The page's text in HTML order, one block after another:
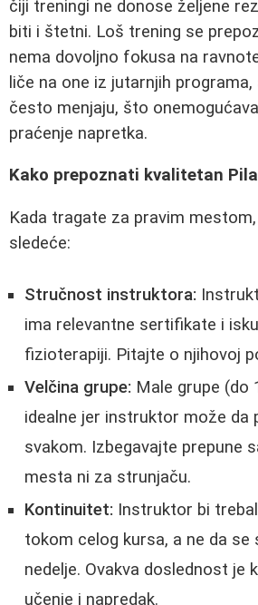
čiji treningi ne donose željene
biti i štetni. Loš trening se
nema dovoljno fokusa na
liče na one iz jutarnjih
često menjaju, što
praćenje napretka.
Kako prepoznati kvalitetan
Kada tragate za pravim
sledeće:
Stručnost instruktora:
ima relevantne sertifikate i
fizioterapiji. Pitajte o njihovoj
Velčina grupe: Male grupe (do
idealne jer instruktor može da
svakom. Izbegavajte prepune
mesta ni za strunjaču.
Kontinuitet: Instruktor bi
tokom celog kursa, a ne da se
nedelje. Ovakva doslednost je
učenje i napredak.